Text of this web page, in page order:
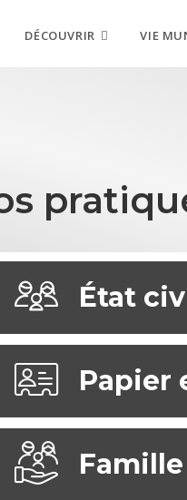
DÉCOUVRIR VIE
État
Papier